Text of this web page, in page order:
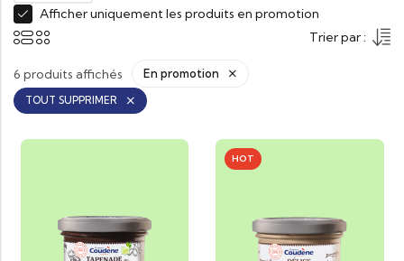
Afficher uniquement les produits en promotion
Trier par :
6 produits affichés En promotion
TOUT SUPPRIMER
HOT